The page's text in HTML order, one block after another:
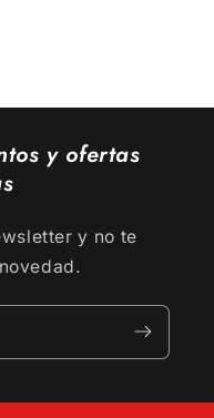
y ofertas
y no te